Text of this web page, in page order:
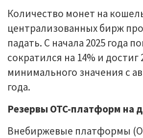
Количество монет на
централизованных бирж
падать. С начала 2025 года
сократился на 14% и достиг
минимального значения с
года.
Резервы OTC-платформ на
Внебиржевые платформы